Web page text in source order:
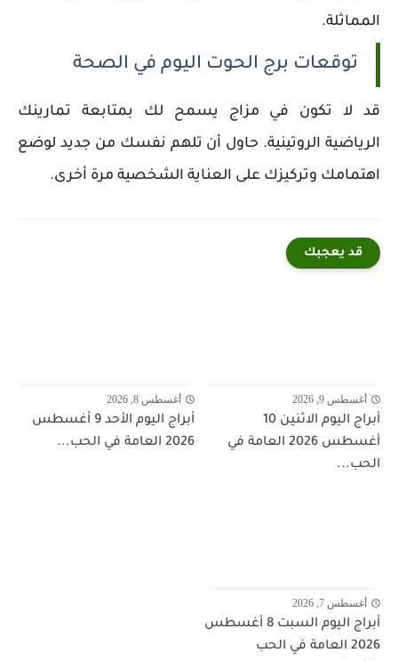
المماثلة.
توقعات برج الحوت اليوم في الصحة
قد لا تكون في مزاج يسمح لك بمتابعة تمارينك
الرياضية الروتينية. حاول أن تلهم نفسك من جديد لوضع
اهتمامك وتركيزك على العناية الشخصية مرة أخرى.
قد يعجبك
أغسطس 9, 2026
أبراج اليوم الاثنين 10
أغسطس 2026 العامة في
الحب...
أغسطس 8, 2026
أبراج اليوم الأحد 9 أغسطس
2026 العامة في الحب...
أغسطس 7, 2026
أبراج اليوم السبت 8 أغسطس
2026 العامة في الحب